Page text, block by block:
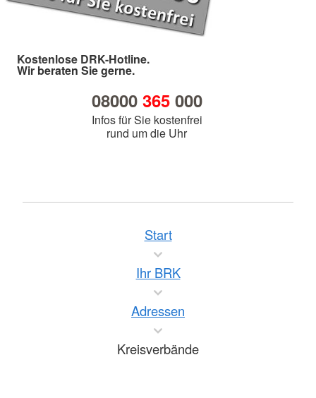
Kostenlose DRK-Hotline.
Wir beraten Sie gerne.
08000 365000
Infos für Sie kostenfrei
rund um die Uhr
Start
Ihr BRK
Adressen
Kreisverbände